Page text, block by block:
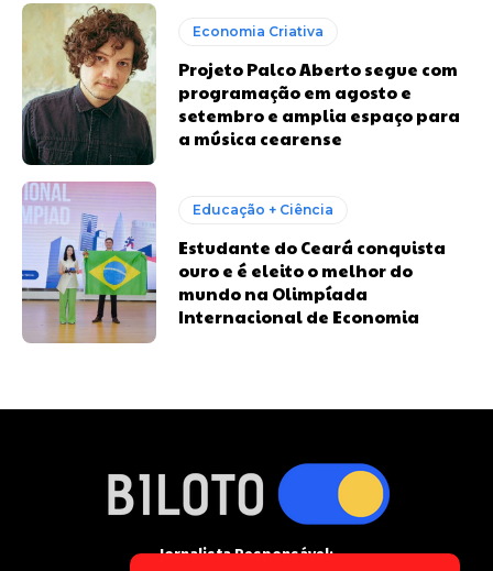
Economia Criativa
Projeto Palco Aberto segue com
programação em agosto e
setembro e amplia espaço para
a música cearense
Educação + Ciência
Estudante do Ceará conquista
ouro e é eleito o melhor do
mundo na Olimpíada
Internacional de Economia
Jornalista Responsável: